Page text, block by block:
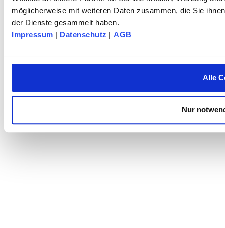
möglicherweise mit weiteren Daten zusammen, die Sie
der Dienste gesammelt haben.
Impressum | Datenschutz | AGB
Alle
Nur